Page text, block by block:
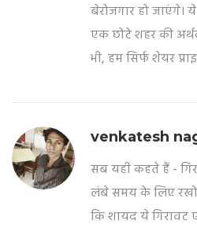
बेरोजगार हो जाएंगे।
एक छोटे शहर की
भी, हम सिर्फ शेयर
venkatesh
सब यही कहते हैं -
लंबे समय के लिए
कि शायद ये